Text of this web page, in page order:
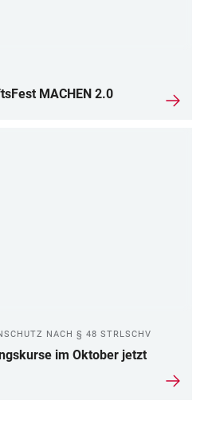
MACHEN 2.0
NACH § 48 STRLSCHV
im Oktober jetzt